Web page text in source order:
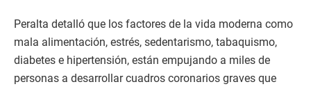
Peralta detalló que los factores de la vida moderna como
mala alimentación, estrés, sedentarismo, tabaquismo,
diabetes e hipertensión, están empujando a miles de
personas a desarrollar cuadros coronarios graves que